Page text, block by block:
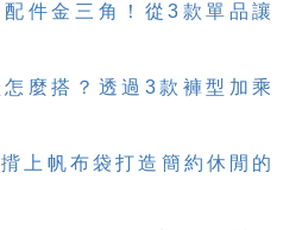
件金三角！從3款單品讓
麼搭？透過3款褲型加乘
上帆布袋打造簡約休閒的